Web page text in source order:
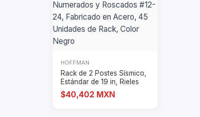
HOFFMAN
Rack de 2 Postes Sísmico,
Estándar de 19 in, Rieles
Numera
$40,402 MXN